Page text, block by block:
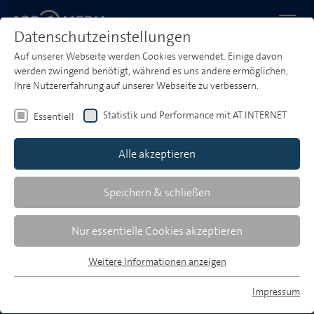
LEUCHTTÜRME IM LIVESPORT
Datenschutzeinstellungen
Auf unserer Webseite werden Cookies verwendet. Einige davon
werden zwingend benötigt, während es uns andere ermöglichen,
Ihre Nutzererfahrung auf unserer Webseite zu verbessern.
Essentiell Statistik und Performance mit AT INTERNET
Alle akzeptieren
Speichern & schließen
Nur essentielle Cookies akzeptieren
Essentielle Cookies werden für grundlegende Funktionen der
Weitere Informationen anzeigen
Impressum